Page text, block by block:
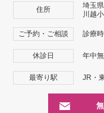
住所
埼玉
川越
ご予約・ご相談 診療
休診日 年中
最寄り駅 JR・